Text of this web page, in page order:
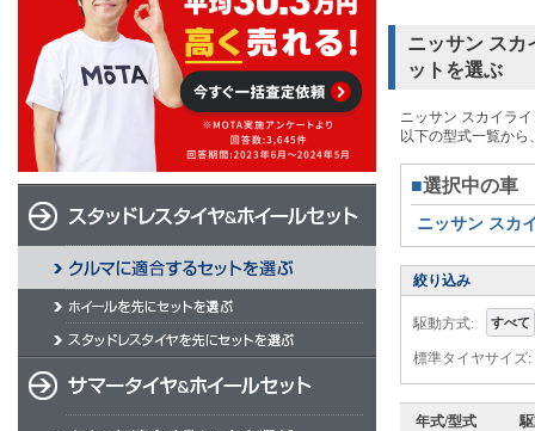
ニッサン スカ
ットを選ぶ
ニッサン スカイラ
以下の型式一覧か
■選択中の車
ニッサン スカ
絞り込み
駆動方式: すべて
標準タイヤサイズ:
年式/型式